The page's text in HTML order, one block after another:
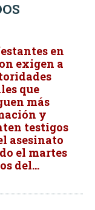
en
exigen a
que
más
y
testigos
asesinato
el martes
del...